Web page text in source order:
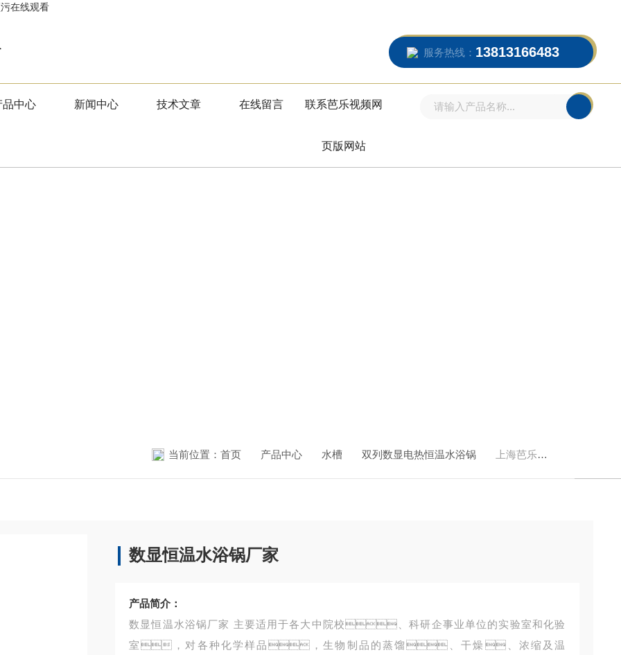
在线观看
服务热线： 13813166483
品中心 新闻中心 技术文章 在线留言 联系芭乐视频网
页版网站
当前位置： 首页 产品中心 水槽 双列数显电热恒温水浴锅 上海芭乐视频网页版网站实验仪器有限公司HH-6（单）数显恒温水浴锅厂家
数显恒温水浴锅厂家
产品简介：
数显恒温水浴锅厂家 主要适用于各大中院校、科研企事业单位的实验室和化验
室，对各种化学样品，生物制品的蒸馏、干燥、浓缩及温